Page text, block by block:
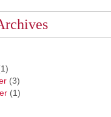
(3)
(1)